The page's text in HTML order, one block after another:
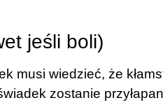
jeśli boli)
musi wiedzieć, że
zostanie